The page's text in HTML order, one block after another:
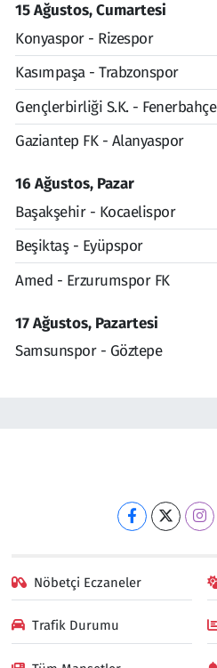
15 Ağustos, Cumartesi
Konyaspor - Rizespor
Kasımpaşa - Trabzonspor
Gençlerbirliği S.K. - Fenerbahçe
Gaziantep FK - Alanyaspor
16 Ağustos, Pazar
Başakşehir - Kocaelispor
Beşiktaş - Eyüpspor
Amed - Erzurumspor FK
17 Ağustos, Pazartesi
Samsunspor - Göztepe
Nöbetçi Eczaneler
Trafik Durumu